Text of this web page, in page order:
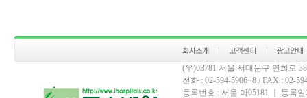
(우)03781 서울 서대문구 연희로
전화 : 02-594-5906~8 / FAX : 02-
등록번호 : 서울 아05181 ｜ 등록